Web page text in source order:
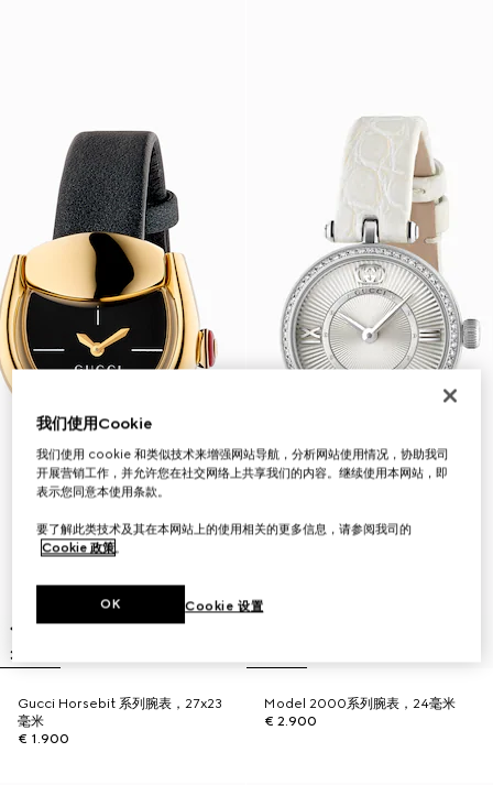
Gucci Horsebit 系列腕表，27x23
毫米
€ 1.900
Model 2000系列腕表，24毫米
€ 2.900
我们使用Cookie
我们使用 cookie 和类似技术来增强网站导航，分析网站使用情况，协助我司
开展营销工作，并允许您在社交网络上共享我们的内容。继续使用本网站，即
表示您同意本使用条款。
要了解此类技术及其在本网站上的使用相关的更多信息，请参阅我司的
Cookie 政策。
Cookie 设置
OK